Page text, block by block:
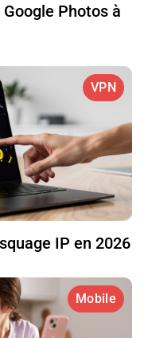
Photos à
VPN
IP en 2026
Mobile